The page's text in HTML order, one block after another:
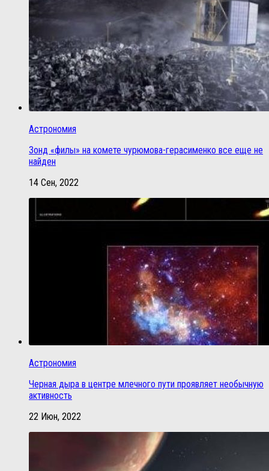
Астрономия
Зонд «филы» на комете чурюмова-герасименко все еще не
найден
14 Сен, 2022
Астрономия
Черная дыра в центре млечного пути проявляет необычную
активность
22 Июн, 2022